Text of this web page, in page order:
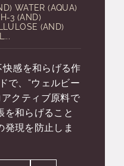
WATER (AQUA)
3 (AND)
(AND)
感を和らげる作
で、“ウェルビー
クティブ原料で
を和らげること
発現を防止しま